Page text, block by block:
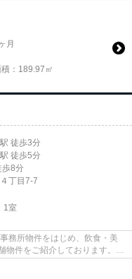
月
：189.97㎡
駅 徒歩3分
駅 徒歩5分
歩8分
４丁目7-7
1室
務所物件をはじめ、飲食・美
件をご紹介しております。